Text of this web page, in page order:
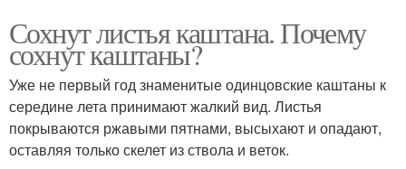
Сохнут листья каштана. Почему
сохнут каштаны?
Уже не первый год знаменитые одинцовские каштаны к
середине лета принимают жалкий вид. Листья
покрываются ржавыми пятнами, высыхают и опадают,
оставляя только скелет из ствола и веток.